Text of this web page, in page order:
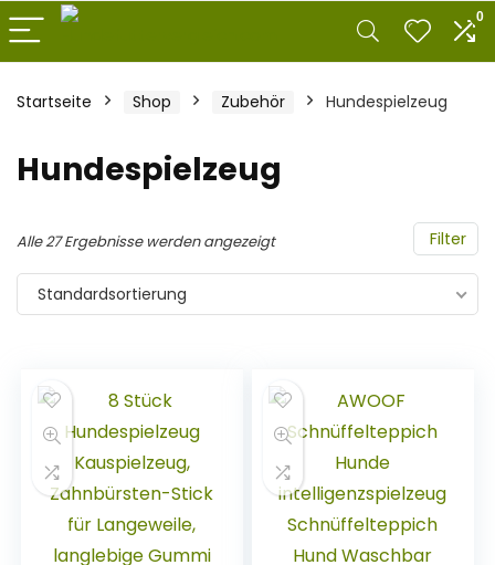
0
Startseite Shop Zubehör Hundespielzeug
Hundespielzeug
Filter
Alle 27 Ergebnisse werden angezeigt
Standardsortierung